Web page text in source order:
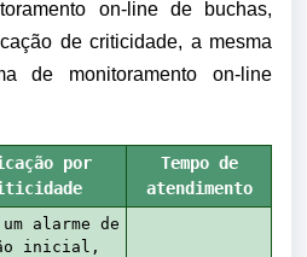
on-line de buchas,
de criticidade, a mesma
de monitoramento on-line
por
Tempo de
atendimento
alarme de
inicial,